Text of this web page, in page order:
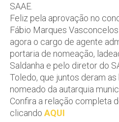
SAAE.
Feliz pela aprovação no
Fábio Marques
agora o cargo de agente
portaria de nomeação,
Saldanha e pelo diretor do
Toledo, que juntos deram
nomeado da autarquia
Confira a relação completa
clicando AQUI